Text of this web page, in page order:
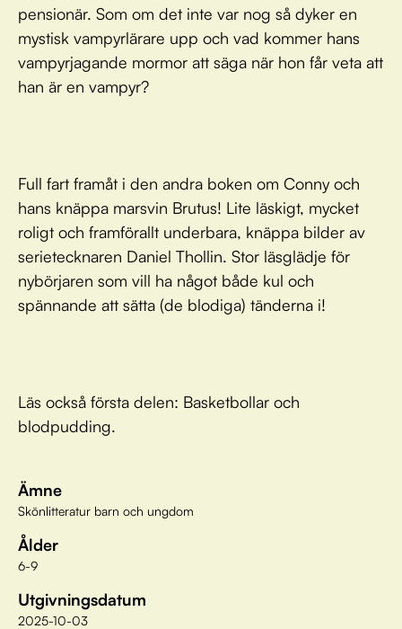
pensionär. Som om det inte var nog så dyker en
mystisk vampyrlärare upp och vad kommer hans
vampyrjagande mormor att säga när hon får veta att
han är en vampyr?
Full fart framåt i den andra boken om Conny och
hans knäppa marsvin Brutus! Lite läskigt, mycket
roligt och framförallt underbara, knäppa bilder av
serietecknaren Daniel Thollin. Stor läsglädje för
nybörjaren som vill ha något både kul och
spännande att sätta (de blodiga) tänderna i!
Läs också första delen: Basketbollar och
blodpudding.
Ämne
Skönlitteratur barn och ungdom
Ålder
6-9
Utgivningsdatum
2025-10-03